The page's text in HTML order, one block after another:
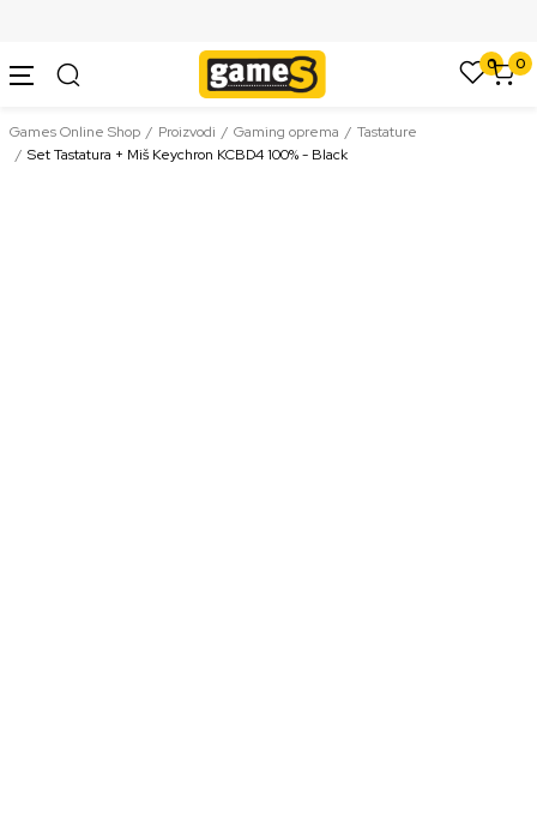
0 0
Games Online Shop Proizvodi Gaming oprema
Tastature
Set Tastatura + Miš Keychron KCBD4 100% - Black